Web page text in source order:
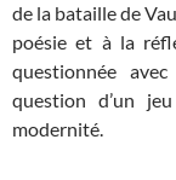
de la bataille de
poésie et à la
questionnée
question d’un
modernité.